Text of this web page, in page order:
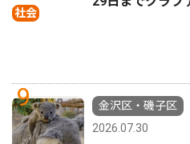
社会
9
金沢区・磯子区
2026.07.30